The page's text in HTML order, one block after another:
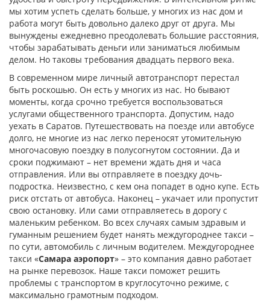
мы хотим успеть сделать больше, у многих из нас дом и
работа могут быть довольно далеко друг от друга. Мы
вынуждены ежедневно преодолевать большие расстояния,
чтобы зарабатывать деньги или заниматься любимым
делом. Но таковы требования двадцать первого века.
В современном мире личный автотранспорт перестал
быть роскошью. Он есть у многих из нас. Но бывают
моменты, когда срочно требуется воспользоваться
услугами общественного транспорта. Допустим, надо
уехать в Саратов. Путешествовать на поезде или автобусе
долго, не многие из нас легко переносят утомительную
многочасовую поездку в полусогнутом состоянии. Да и
сроки поджимают – нет времени ждать дня и часа
отправления. Или вы отправляете в поездку дочь-
подростка. Неизвестно, с кем она попадет в одно купе. Есть
риск отстать от автобуса. Наконец – укачает или пропустит
свою остановку. Или сами отправляетесь в дорогу с
маленьким ребенком. Во всех случаях самым здравым и
гуманным решением будет нанять междугороднее такси –
по сути, автомобиль с личным водителем. Междугороднее
такси «Самара аэропорт» – это компания давно работает
на рынке перевозок. Наше такси поможет решить
проблемы с транспортом в круглосуточно режиме, с
максимально грамотным подходом.